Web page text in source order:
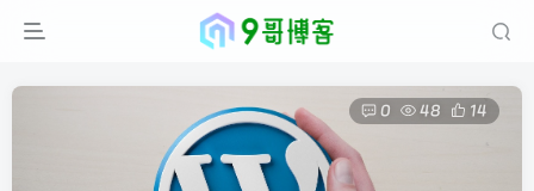
0 48 14